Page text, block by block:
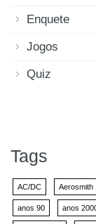
Enquete
Jogos
Quiz
Tags
AC/DC Aerosmith
anos 90 anos